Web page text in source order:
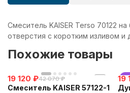
Смеситель KAISER Terso 70122
отверстия с коротким изливом
Похожие товары
19 120 ₽42 070 ₽
Смеситель KAISER 57122-1
19